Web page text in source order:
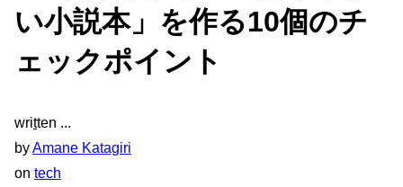
い小説本」を作る10個のチ
ェックポイント
written
byAmane Katagiri
on tech